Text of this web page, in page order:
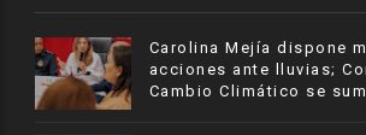
Carolina Mejía dispone
acciones ante lluvias;
Cambio Climático se